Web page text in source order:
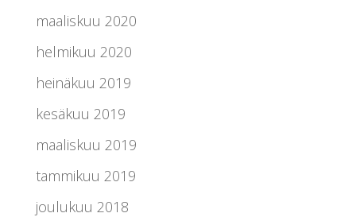
maaliskuu 2020
helmikuu 2020
heinäkuu 2019
kesäkuu 2019
maaliskuu 2019
tammikuu 2019
joulukuu 2018